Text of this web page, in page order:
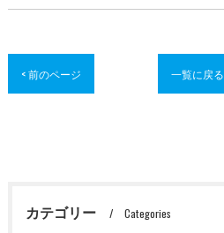
< 前のページ 一覧に戻る
カテゴリー Categories